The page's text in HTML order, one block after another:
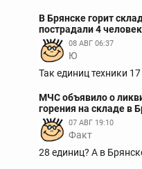
В Брянске горит
пострадали 4
08 АВГ 06:37
Ю
Так единиц техники
МЧС объявило о
горения на складе в
07 АВГ 19:10
Факт
28 единиц? А в